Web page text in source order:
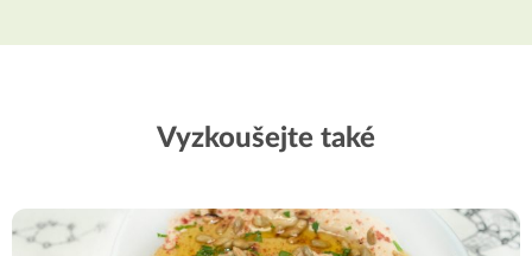
Vyzkoušejte také